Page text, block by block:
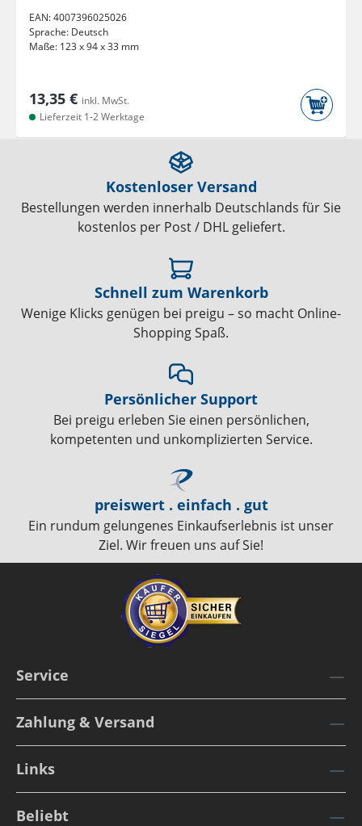
EAN:4007396025026
Sprache: Deutsch
Maße: 123 x 94 x 33 mm
13,35 € inkl. MwSt.
Lieferzeit 1-2 Werktage
Kostenloser Versand
Bestellungen werden innerhalb Deutschlands für Sie
kostenlos per Post / DHL geliefert.
Schnell zum Warenkorb
Wenige Klicks genügen bei preigu – so macht Online-
Shopping Spaß.
Persönlicher Support
Bei preigu erleben Sie einen persönlichen,
kompetenten und unkomplizierten Service.
preiswert . einfach . gut
Ein rundum gelungenes Einkaufserlebnis ist unser
Ziel. Wir freuen uns auf Sie!
Service
Zahlung & Versand
Links
Beliebt